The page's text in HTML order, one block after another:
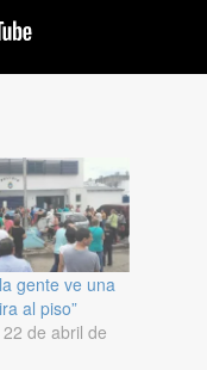
gente ve una
al piso”
de abril de